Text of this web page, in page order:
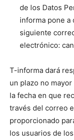
de los Datos
informa pone a
siguiente
electrónico:
T-informa dará
un plazo no
la fecha en que
través del correo
proporcionado
los usuarios de